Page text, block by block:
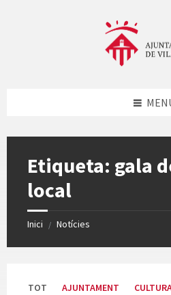
Etiqueta: gala
local
Inici / Notícies
TOT AJUNTAMENT